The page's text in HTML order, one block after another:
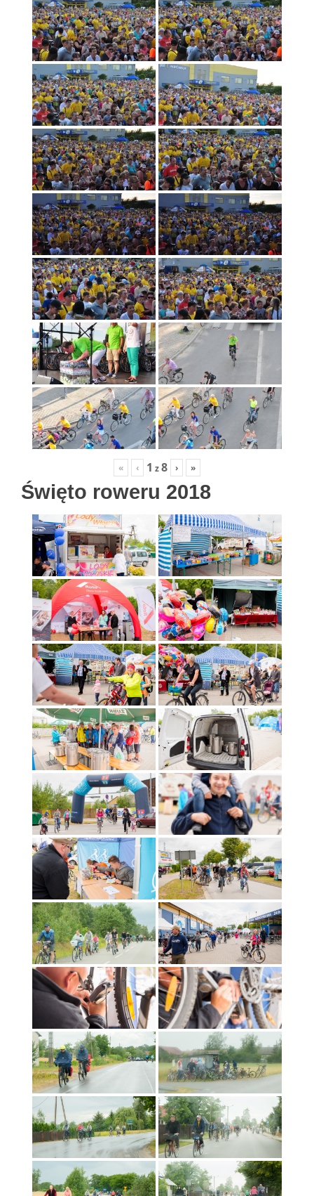
« ‹ 1 z8 › »
Święto roweru 2018